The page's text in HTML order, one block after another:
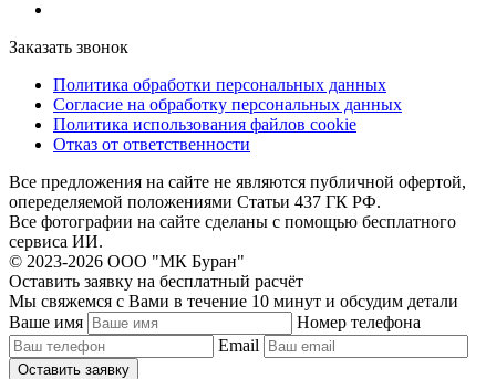
Заказать звонок
Политика обработки персональных данных
Согласие на обработку персональных данных
Политика использования файлов cookie
Отказ от ответственности
Все предложения на сайте не являются публичной офертой,
опеределяемой положениями Статьи 437 ГК РФ.
Все фотографии на сайте сделаны с помощью бесплатного
сервиса ИИ.
© 2023-2026 ООО "МК Буран"
Оставить заявку на бесплатный расчёт
Мы свяжемся с Вами в течение 10 минут и обсудим детали
Ваше имя
Номер телефона
Email